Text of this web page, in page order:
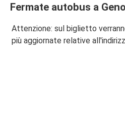
Fermate autobus a
Attenzione: sul biglietto
più aggiornate relative